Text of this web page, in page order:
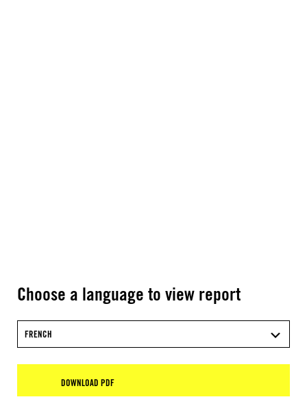
Choose a language to view report
FRENCH
DOWNLOAD PDF